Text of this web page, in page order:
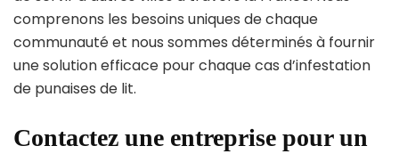
comprenons les besoins uniques de chaque
communauté et nous sommes déterminés à fournir
une solution efficace pour chaque cas d’infestation
de punaises de lit.
Contactez une entreprise pour un